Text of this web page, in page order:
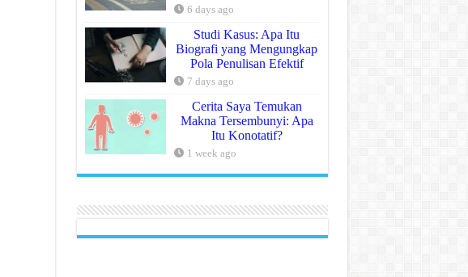
6 days ago
Studi Kasus: Apa Itu
Biografi yang Mengungkap
Pola Penulisan Efektif
7 days ago
Cerita Saya Temukan
Makna Tersembunyi: Apa
Itu Konotatif?
1 week ago